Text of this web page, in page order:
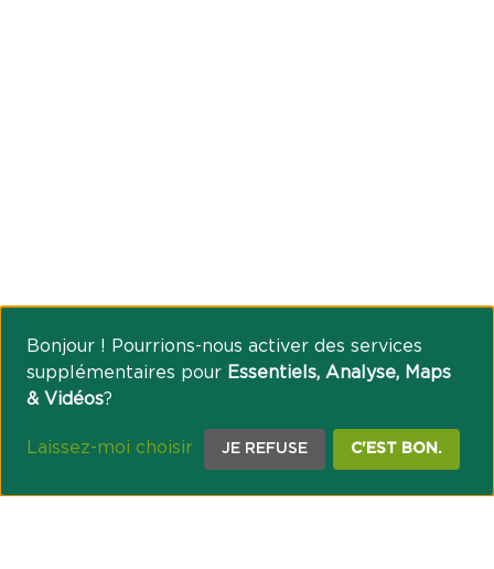
Bonjour ! Pourrions-nous activer des services
supplémentaires pour Essentiels, Analyse, Maps
& Vidéos?
Laissez-moi choisir JE REFUSE C'EST BON.